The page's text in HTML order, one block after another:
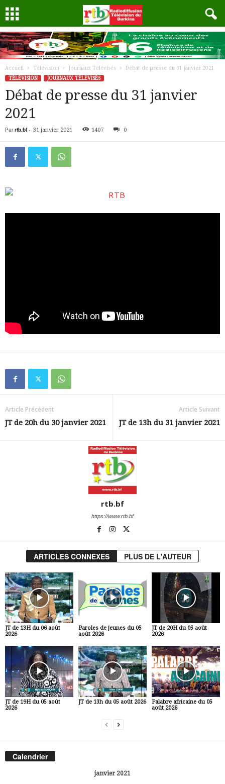
Accueil Télévision Journaux Télévisés
Débat de presse du 31 janvier 2021
TÉLÉVISION
JOURNAUX TÉLÉVISÉS
Débat de presse du 31 janvier
2021
Par rtb.bf- 31 janvier 2021 1407 0
Article Précédent
JT de 20h du 30 janvier 2021
Article Suivant
JT de 13h du 31 janvier 2021
rtb.bf
https://www.rtb.bf
ARTICLES CONNEXES PLUS DE L'AUTEUR
JT de 13H du 06 août
2026
Paroles de jeunes du 05
août 2026
JT de 20H du 05 août
2026
JT de 19H du 05 août
2026
JT de 13h du 05 août 2026
Palabre africaine du 05
août 2026
Calendrier
janvier 2021